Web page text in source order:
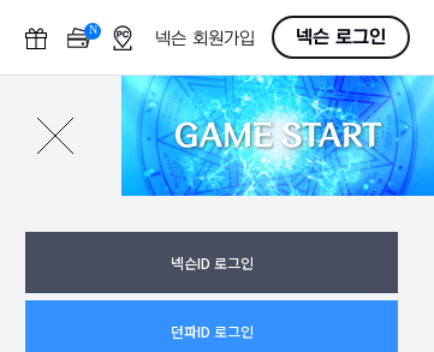
N
F
넥슨 회원가입 넥슨 로그인
GAME START
로그인
넥슨ID 로그인
던파ID 로그인